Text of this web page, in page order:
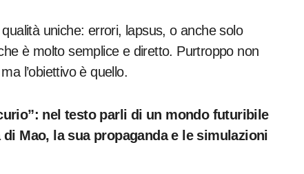
uniche: errori, lapsus, o anche solo
è molto semplice e diretto. Purtroppo non
l’obiettivo è quello.
nel testo parli di un mondo futuribile
Mao, la sua propaganda e le simulazioni